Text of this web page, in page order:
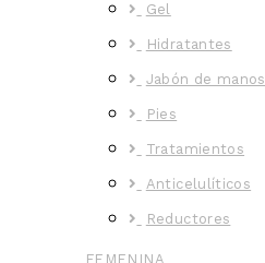
Gel
Hidratantes
Jabón de manos
Pies
Tratamientos
Anticelulíticos
Reductores
FEMENINA